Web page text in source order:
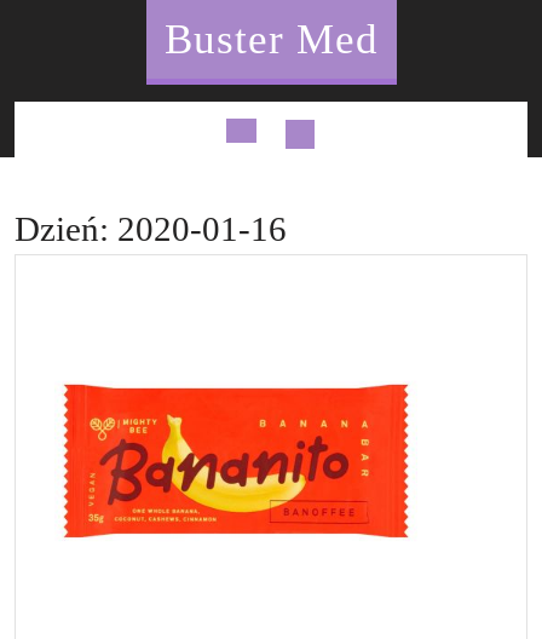
Buster Med
Open
Dzień: 2020-01-16